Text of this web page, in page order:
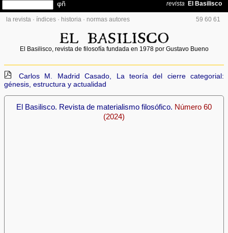
la revista · índices · historia · normas autores 59 60 61
El Basilisco, revista de filosofía fundada en 1978 por Gustavo Bueno
Carlos M. Madrid Casado, La teoría del cierre categorial:
génesis, estructura y actualidad
El Basilisco. Revista de materialismo filosófico. Número 60
(2024)